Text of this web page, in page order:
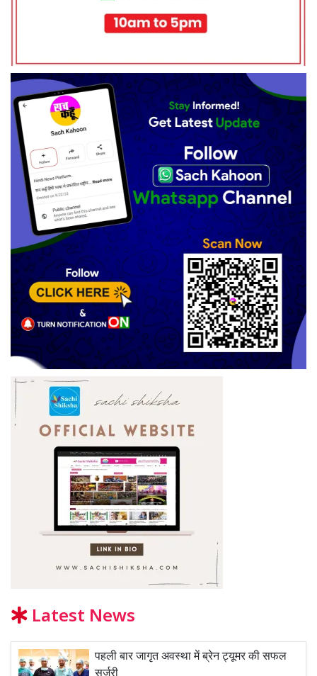
Latest News
पहली बार जागृत अवस्था में ब्रेन ट्यूमर की सफल